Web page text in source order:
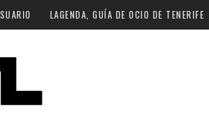
LAGENDA, GUÍA DE OCIO DE TENERIFE